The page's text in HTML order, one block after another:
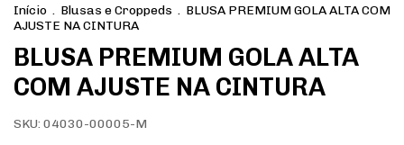
Início . Blusas e Croppeds . BLUSA PREMIUM GOLA ALTA COM
AJUSTE NA CINTURA
BLUSA PREMIUM GOLA ALTA
COM AJUSTE NA CINTURA
SKU: 04030-00005-M